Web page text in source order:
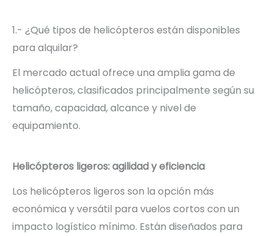
1.- ¿Qué tipos de helicópteros están disponibles
para alquilar?
El mercado actual ofrece una amplia gama de
helicópteros, clasificados principalmente según su
tamaño, capacidad, alcance y nivel de
equipamiento.
Helicópteros ligeros: agilidad y eficiencia
Los helicópteros ligeros son la opción más
económica y versátil para vuelos cortos con un
impacto logístico mínimo. Están diseñados para